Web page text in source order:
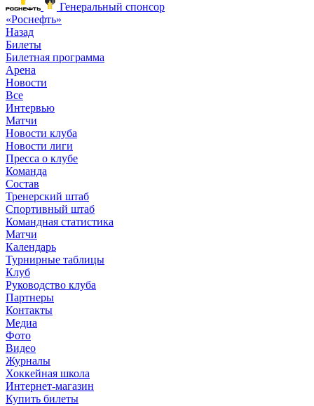
Генеральный спонсор
«Роснефть»
Назад
Билеты
Билетная программа
Арена
Новости
Все
Интервью
Матчи
Новости клуба
Новости лиги
Пресса о клубе
Команда
Состав
Тренерский штаб
Спортивный штаб
Командная статистика
Матчи
Календарь
Турнирные таблицы
Клуб
Руководство клуба
Партнеры
Контакты
Медиа
Фото
Видео
Журналы
Хоккейная школа
Интернет-магазин
Купить билеты